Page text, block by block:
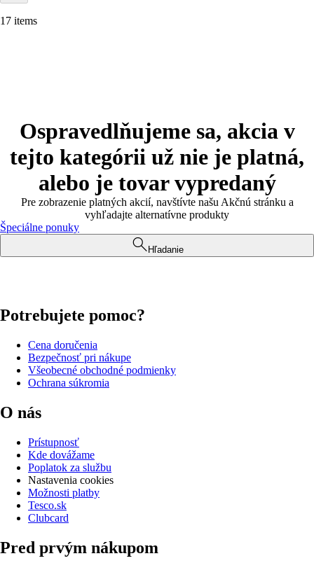
17 items
Ospravedlňujeme sa, akcia v
tejto kategórii už nie je platná,
alebo je tovar vypredaný
Pre zobrazenie platných akcií, navštívte našu Akčnú stránku a
vyhľadajte alternatívne produkty
Špeciálne ponuky
Hľadanie
Potrebujete pomoc?
Cena doručenia
Bezpečnosť pri nákupe
Všeobecné obchodné podmienky
Ochrana súkromia
O nás
Prístupnosť
Kde dovážame
Poplatok za službu
Nastavenia cookies
Možnosti platby
Tesco.sk
Clubcard
Pred prvým nákupom